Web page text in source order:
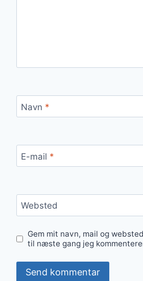
Navn *
E-mail *
Websted
Gem mit navn, mail og
til næste gang jeg